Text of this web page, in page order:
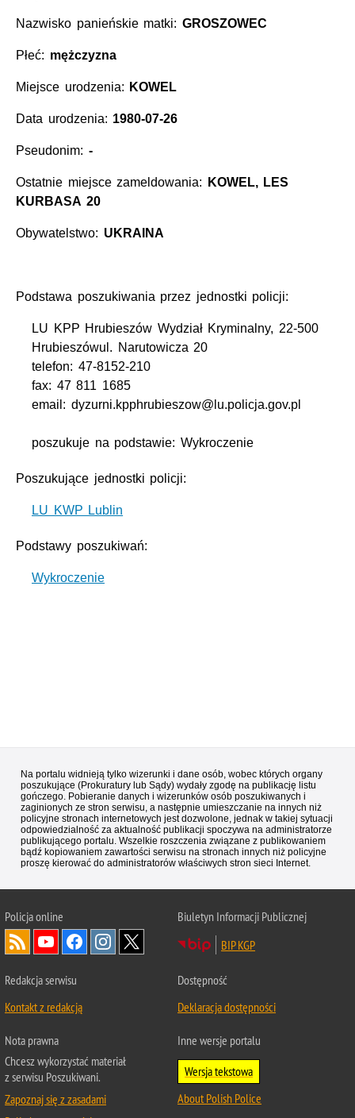
Nazwisko panieńskie matki: GROSZOWEC
Płeć: mężczyzna
Miejsce urodzenia: KOWEL
Data urodzenia: 1980-07-26
Pseudonim: -
Ostatnie miejsce zameldowania:
KOWEL, LES
KURBASA 20
Obywatelstwo: UKRAINA
Podstawa poszukiwania przez jednostki policji:
LU KPP Hrubieszów Wydział Kryminalny, 22-500
Hrubieszówul. Narutowicza 20
telefon: 47-8152-210
fax: 47 811 1685
email: dyzurni.kpphrubieszow@lu.policja.gov.pl
poszukuje na podstawie: Wykroczenie
Poszukujące jednostki policji:
LU KWP Lublin
Podstawy poszukiwań:
Wykroczenie
Na portalu widnieją tylko wizerunki i dane osób, wobec których organy
poszukujące (Prokuratury lub Sądy) wydały zgodę na publikację listu
gończego. Pobieranie danych i wizerunków osób poszukiwanych i
zaginionych ze stron serwisu, a następnie umieszczanie na innych niż
policyjne stronach internetowych jest dozwolone, jednak w takiej sytuacji
odpowiedzialność za aktualność publikacji spoczywa na administratorze
publikującego portalu. Wszelkie roszczenia związane z publikowaniem
bądź kopiowaniem zawartości serwisu na stronach innych niż policyjne
proszę kierować do administratorów właściwych stron sieci Internet.
Policjaonline
Biuletyn Informacji Publicznej
BIP KGP
Redakcja serwisu
Kontakt z redakcją
Dostępność
Deklaracja dostępności
Nota prawna
Chcesz wykorzystać materiał
z serwisu Poszukiwani.
Zapoznaj się z zasadami
Inne wersje portalu
Wersja tekstowa
About Polish Police